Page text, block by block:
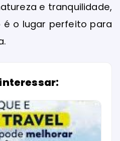
e tranquilidade,
é o lugar perfeito para
interessar: